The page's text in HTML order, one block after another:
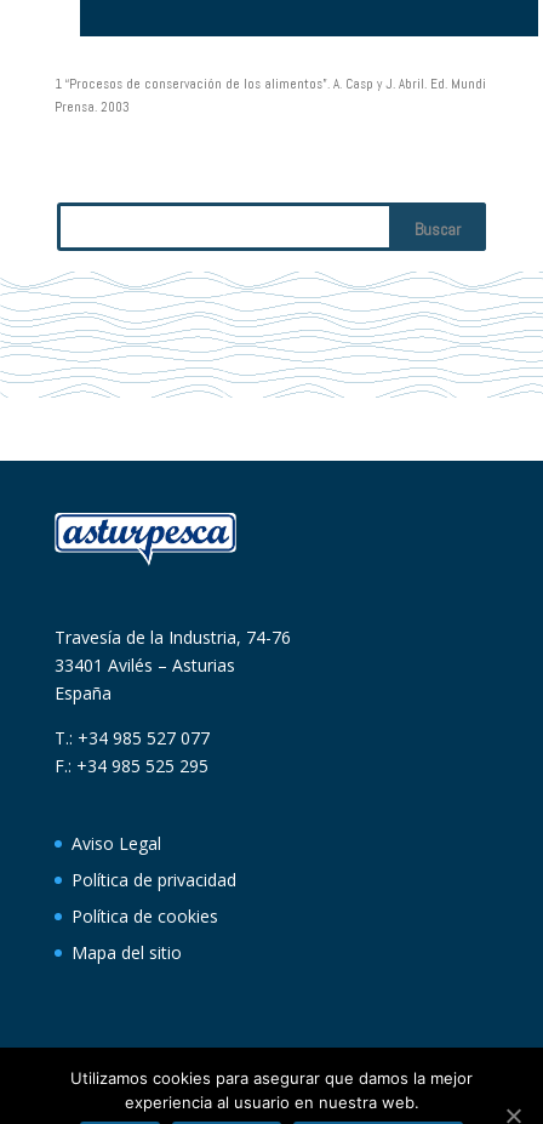
1 “Procesos de conservación de los alimentos”. A. Casp y J. Abril. Ed. Mundi
Prensa. 2003
Travesía de la Industria, 74-76
33401 Avilés – Asturias
España
T.: +34 985 527 077
F.: +34 985 525 295
Aviso Legal
Política de privacidad
Política de cookies
Mapa del sitio
Utilizamos cookies para asegurar que damos la mejor
experiencia al usuario en nuestra web.